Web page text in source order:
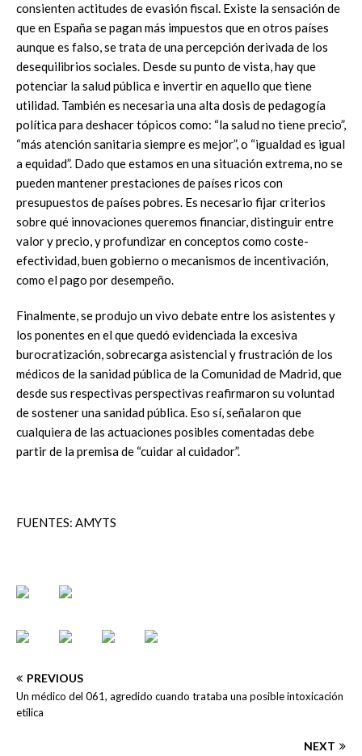
consienten actitudes de evasión fiscal. Existe la sensación de
que en España se pagan más impuestos que en otros países
aunque es falso, se trata de una percepción derivada de los
desequilibrios sociales. Desde su punto de vista, hay que
potenciar la salud pública e invertir en aquello que tiene
utilidad. También es necesaria una alta dosis de pedagogía
política para deshacer tópicos como: “la salud no tiene precio”,
“más atención sanitaria siempre es mejor”, o “igualdad es igual
a equidad”. Dado que estamos en una situación extrema, no se
pueden mantener prestaciones de países ricos con
presupuestos de países pobres. Es necesario fijar criterios
sobre qué innovaciones queremos financiar, distinguir entre
valor y precio, y profundizar en conceptos como coste-
efectividad, buen gobierno o mecanismos de incentivación,
como el pago por desempeño.
Finalmente, se produjo un vivo debate entre los asistentes y
los ponentes en el que quedó evidenciada la excesiva
burocratización, sobrecarga asistencial y frustración de los
médicos de la sanidad pública de la Comunidad de Madrid, que
desde sus respectivas perspectivas reafirmaron su voluntad
de sostener una sanidad pública. Eso sí, señalaron que
cualquiera de las actuaciones posibles comentadas debe
partir de la premisa de “cuidar al cuidador”.
FUENTES: AMYTS
PREVIOUS
Un médico del 061, agredido cuando trataba una posible intoxicación
etílica
NEXT